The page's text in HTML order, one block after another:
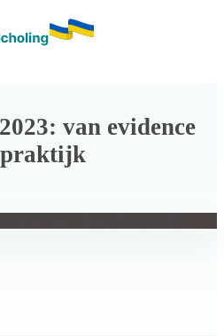
van evidence
praktijk